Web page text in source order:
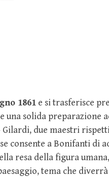
1861 e si trasferisce
una solida preparazione
Gilardi, due maestri
consente a Bonifanti di
resa della figura
tema che